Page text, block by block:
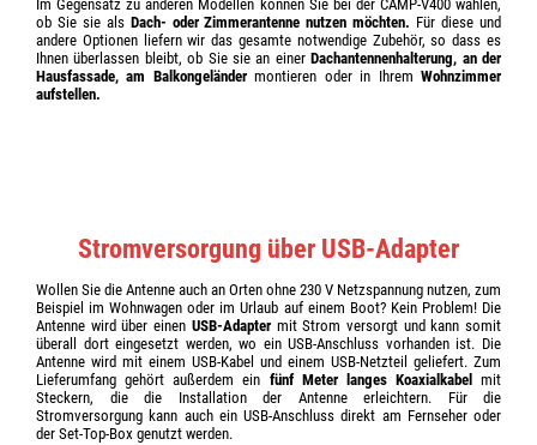
Im Gegensatz zu anderen Modellen können Sie bei der CAMP-V400 wählen,
ob Sie sie als Dach- oder Zimmerantenne nutzen möchten. Für diese und
andere Optionen liefern wir das gesamte notwendige Zubehör, so dass es
Ihnen überlassen bleibt, ob Sie sie an einerDachantennenhalterung, an der
Hausfassade, am Balkongeländermontieren oder in IhremWohnzimmer
aufstellen.
Stromversorgung über USB-Adapter
Wollen Sie die Antenne auch an Orten ohne 230 V Netzspannung nutzen, zum
Beispiel im Wohnwagen oder im Urlaub auf einem Boot? Kein Problem! Die
Antenne wird über einen USB-Adaptermit Strom versorgt und kann somit
überall dort eingesetzt werden, wo ein USB-Anschluss vorhanden ist. Die
Antenne wird mit einem USB-Kabel und einem USB-Netzteil geliefert. Zum
Lieferumfang gehört außerdem ein fünf Meter langes Koaxialkabel
mit
Steckern, die die Installation der Antenne erleichtern. Für die
Stromversorgung kann auch ein USB-Anschluss direkt am Fernseher oder
der Set-Top-Box genutzt werden.